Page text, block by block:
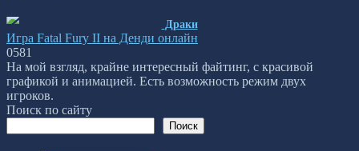
Драки
Игра Fatal Fury II на Денди онлайн
0581
На мой взгляд, крайне интересный файтинг, с красивой
графикой и анимацией. Есть возможность режим двух
игроков.
Поиск по сайту
Поиск